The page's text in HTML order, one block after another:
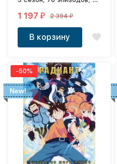
1 197₽ 2 394₽
В корзину
New!
-50%